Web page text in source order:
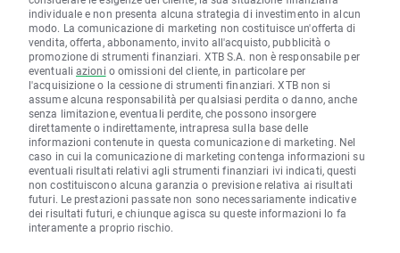
individuale e non presenta alcuna strategia di investimento in alcun
modo. La comunicazione di marketing non costituisce un'offerta di
vendita, offerta, abbonamento, invito all'acquisto, pubblicità o
promozione di strumenti finanziari. XTB S.A. non è responsabile per
eventuali azioni o omissioni del cliente, in particolare per
l'acquisizione o la cessione di strumenti finanziari. XTB non si
assume alcuna responsabilità per qualsiasi perdita o danno, anche
senza limitazione, eventuali perdite, che possono insorgere
direttamente o indirettamente, intrapresa sulla base delle
informazioni contenute in questa comunicazione di marketing. Nel
caso in cui la comunicazione di marketing contenga informazioni su
eventuali risultati relativi agli strumenti finanziari ivi indicati, questi
non costituiscono alcuna garanzia o previsione relativa ai risultati
futuri. Le prestazioni passate non sono necessariamente indicative
dei risultati futuri, e chiunque agisca su queste informazioni lo fa
interamente a proprio rischio.